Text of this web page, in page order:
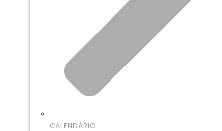
CALENDÁRIO